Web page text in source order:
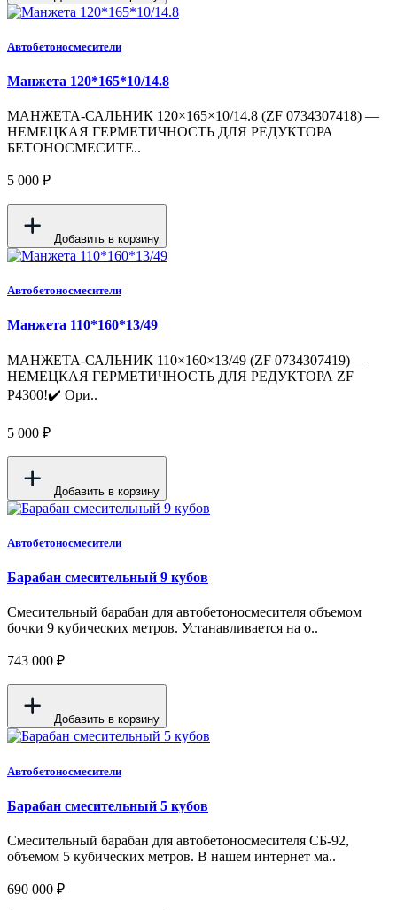
Автобетоносмесители
Манжета 120*165*10/14.8
МАНЖЕТА-САЛЬНИК 120×165×10/14.8 (ZF 0734307418) —
НЕМЕЦКАЯ ГЕРМЕТИЧНОСТЬ ДЛЯ РЕДУКТОРА
БЕТОНОСМЕСИТЕ..
5 000 ₽
Добавить в корзину
Автобетоносмесители
Манжета 110*160*13/49
МАНЖЕТА-САЛЬНИК 110×160×13/49 (ZF 0734307419) —
НЕМЕЦКАЯ ГЕРМЕТИЧНОСТЬ ДЛЯ РЕДУКТОРА ZF
P4300!✔️ Ори..
5 000 ₽
Добавить в корзину
Автобетоносмесители
Барабан смесительный 9 кубов
Смесительный барабан для автобетоносмесителя объемом
бочки 9 кубических метров. Устанавливается на о..
743 000 ₽
Добавить в корзину
Автобетоносмесители
Барабан смесительный 5 кубов
Смесительный барабан для автобетоносмесителя СБ-92,
объемом 5 кубических метров. В нашем интернет ма..
690 000 ₽